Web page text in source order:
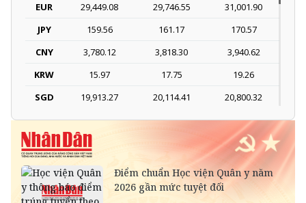
EUR
29,449.08 29,746.55
31,001.90
JPY
159.56 161.17
170.57
CNY
3,780.12 3,818.30
3,940.62
KRW
15.97 17.75
19.26
SGD
19,913.27 20,114.41
20,800.32
DKK
- 3,969.05
4,120.86
THB
809.28
SEK
2,701.18
2,815.73
SAR
- 6,927.67